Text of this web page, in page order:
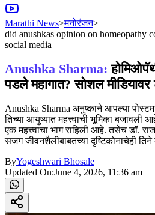
Marathi News>मनोरंजन>
did anushkas opinion on homeopathy
social media
Anushka Sharma:
पडले महागात? सोशल मीडियावर
Anushka Sharma अनुष्काने आपल्या
तिच्या आयुष्यात महत्त्वाची भूमिका बजावली
एक महत्त्वाचा भाग राहिली आहे. तसेच डॉ.
सजग जीवनशैलीबाबतच्या दृष्टिकोनाचेही
ByYogeshwari Bhosale
Updated On:June 4, 2026, 11:36 am